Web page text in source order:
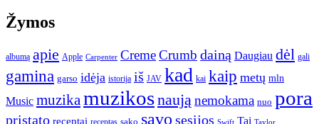
Žymos
albumą apie Apple Carpenter CremeCrumb dainą Daugiau dėl gali
gamina garso idėja istorija iš JAV kad kai kaip metų mln
Music muzika muzikosnaują nemokama nuo pora
pristato receptai receptas sako savo sesijos Swift Tai Taylor